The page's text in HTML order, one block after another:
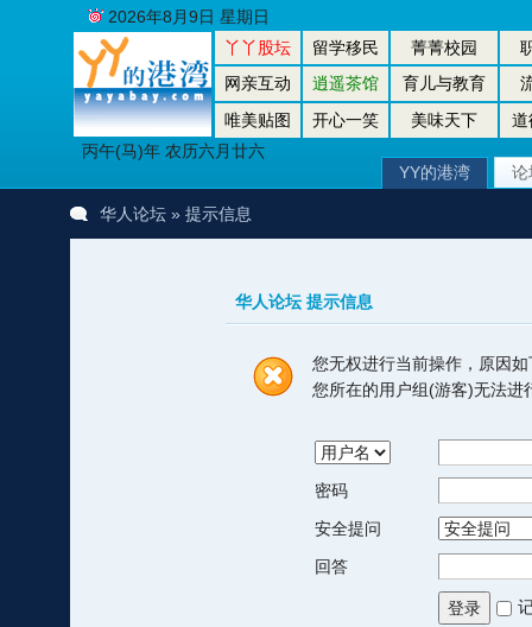
丫丫股坛 留学移民 菁菁校园
网亲互动
逍遥茶馆 育儿与教育
唯美贴图
开心一笑 美味天下
道
丙午(马)年 农历六月廿六
2026年8月9日 星期日
YY的港湾 论
华人论坛» 提示信息
华人论坛 提示信息
您无权进行当前操作，原因如
您所在的用户组(游客)无法进
密码
安全提问
回答
登录